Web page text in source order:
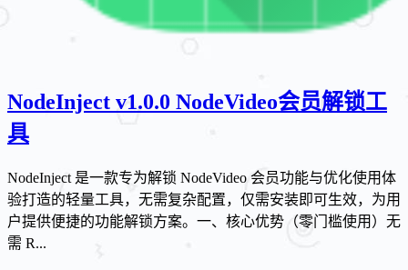
NodeInject v1.0.0 NodeVideo会员解锁工
具
NodeInject 是一款专为解锁 NodeVideo 会员功能与优化使用体
验打造的轻量工具，无需复杂配置，仅需安装即可生效，为用
户提供便捷的功能解锁方案。一、核心优势（零门槛使用）无
需 R...